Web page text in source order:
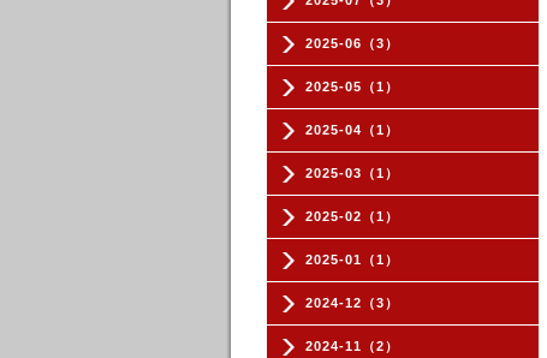
2025-06（3）
2025-05（1）
2025-04（1）
2025-03（1）
2025-02（1）
2025-01（1）
2024-12（3）
2024-11（2）